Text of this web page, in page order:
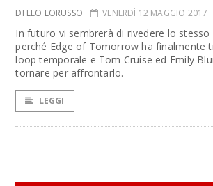
DI LEO LORUSSO VENERDÌ 12 MAGGIO 2017
In futuro vi sembrerà di rivedere lo
perché Edge of Tomorrow ha finalmente
loop temporale e Tom Cruise ed Emily
tornare per affrontarlo.
LEGGI